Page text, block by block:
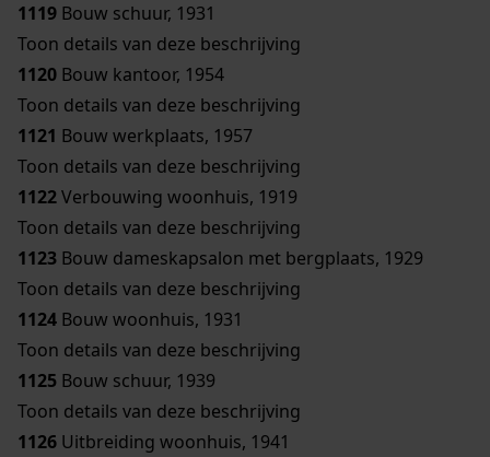
1119 Bouw schuur, 1931
Toon details van deze beschrijving
1120 Bouw kantoor, 1954
Toon details van deze beschrijving
1121 Bouw werkplaats, 1957
Toon details van deze beschrijving
1122Verbouwing woonhuis, 1919
Toon details van deze beschrijving
1123 Bouw dameskapsalon met bergplaats, 1929
Toon details van deze beschrijving
1124 Bouw woonhuis, 1931
Toon details van deze beschrijving
1125 Bouw schuur, 1939
Toon details van deze beschrijving
1126 Uitbreiding woonhuis, 1941